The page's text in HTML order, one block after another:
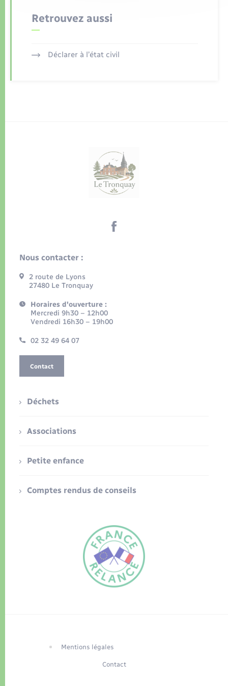
Retrouvez aussi
Déclarer à l’état civil
Nous contacter :
2 route de Lyons
27480 Le Tronquay
Horaires d'ouverture :
Mercredi 9h30 – 12h00
Vendredi 16h30 – 19h00
02 32 49 64 07
Contact
Déchets
Associations
Petite enfance
Comptes rendus de conseils
Mentions légales
Contact